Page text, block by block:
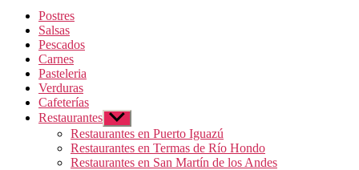
Postres
Salsas
Pescados
Carnes
Pasteleria
Verduras
Cafeterías
Restaurantes Mostrar
el
submenú
Restaurantes en Puerto Iguazú
Restaurantes en Termas de Río Hondo
Restaurantes en San Martín de los Andes